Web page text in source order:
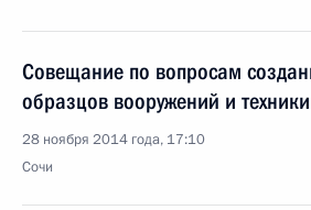
Совещание по вопросам
образцов вооружений и техники
28 ноября 2014 года, 17:10
Сочи